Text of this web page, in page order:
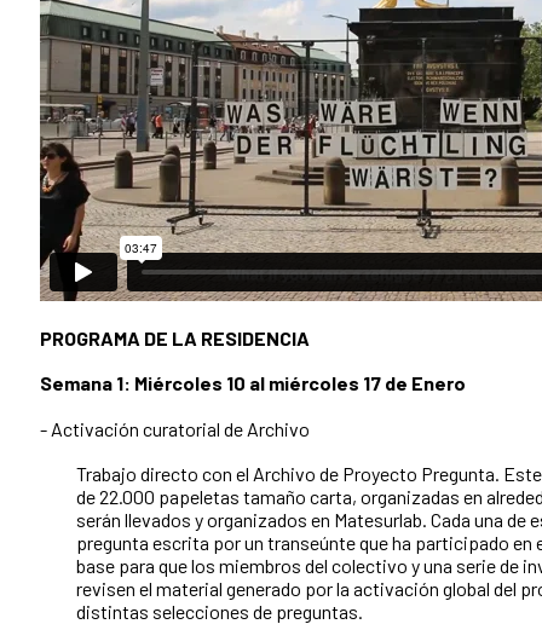
PROGRAMA DE LA RESIDENCIA
Semana 1: Miércoles 10 al miércoles 17 de Enero
- Activación curatorial de Archivo
Trabajo directo con el Archivo de Proyecto Pregunta.
de 22.000 papeletas tamaño carta, organizadas en
serán llevados y organizados en Matesurlab. Cada una
pregunta escrita por un transeúnte que ha participado en
base para que los miembros del colectivo y una serie de
revisen el material generado por la activación global del
distintas selecciones de preguntas.